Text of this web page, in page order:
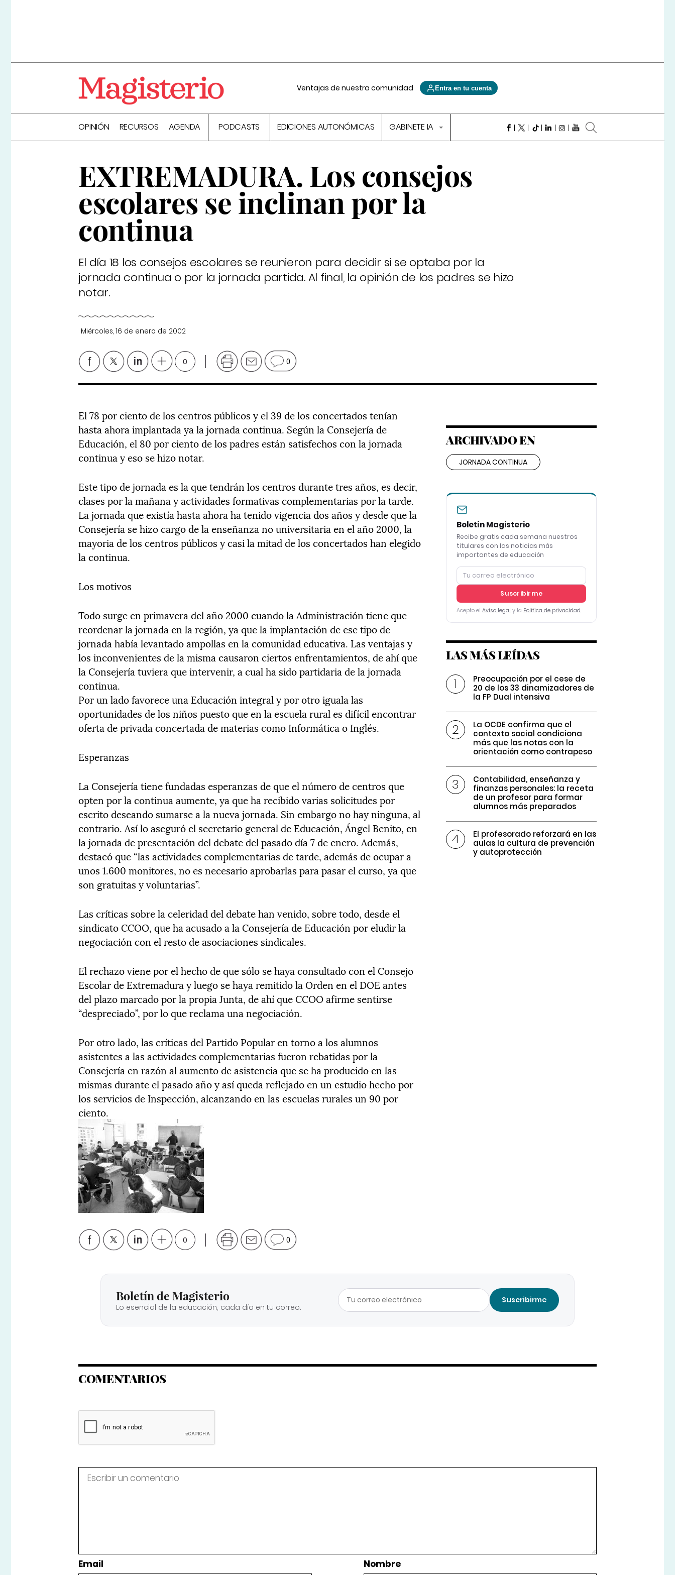
Ventajas de nuestra comunidad Entra en tu cuenta
OPINIÓN RECURSOS AGENDA PODCASTS EDICIONES AUTONÓMICAS GABINETE IA
EXTREMADURA. Los consejos
escolares se inclinan por la
continua
El día 18 los consejos escolares se reunieron para decidir si se optaba por la
jornada continua o por la jornada partida. Al final, la opinión de los padres se hizo
notar.
Miércoles, 16 de enero de 2002
0 0
El 78 por ciento de los centros públicos y el 39 de los concertados tenían
hasta ahora implantada ya la jornada continua. Según la Consejería de
Educación, el 80 por ciento de los padres están satisfechos con la jornada
continua y eso se hizo notar.
Este tipo de jornada es la que tendrán los centros durante tres años, es decir,
clases por la mañana y actividades formativas complementarias por la tarde.
La jornada que existía hasta ahora ha tenido vigencia dos años y desde que la
Consejería se hizo cargo de la enseñanza no universitaria en el año 2000, la
mayoria de los centros públicos y casi la mitad de los concertados han elegido
la continua.
Los motivos
Todo surge en primavera del año 2000 cuando la Administración tiene que
reordenar la jornada en la región, ya que la implantación de ese tipo de
jornada había levantado ampollas en la comunidad educativa. Las ventajas y
los inconvenientes de la misma causaron ciertos enfrentamientos, de ahí que
la Consejería tuviera que intervenir, a cual ha sido partidaria de la jornada
continua.
Por un lado favorece una Educación integral y por otro iguala las
oportunidades de los niños puesto que en la escuela rural es difícil encontrar
oferta de privada concertada de materias como Informática o Inglés.
Esperanzas
La Consejería tiene fundadas esperanzas de que el número de centros que
opten por la continua aumente, ya que ha recibido varias solicitudes por
escrito deseando sumarse a la nueva jornada. Sin embargo no hay ninguna, al
contrario. Así lo aseguró el secretario general de Educación, Ángel Benito, en
la jornada de presentación del debate del pasado día 7 de enero. Además,
destacó que “las actividades complementarias de tarde, además de ocupar a
unos 1.600 monitores, no es necesario aprobarlas para pasar el curso, ya que
son gratuitas y voluntarias”.
Las críticas sobre la celeridad del debate han venido, sobre todo, desde el
sindicato CCOO, que ha acusado a la Consejería de Educación por eludir la
negociación con el resto de asociaciones sindicales.
El rechazo viene por el hecho de que sólo se haya consultado con el Consejo
Escolar de Extremadura y luego se haya remitido la Orden en el DOE antes
del plazo marcado por la propia Junta, de ahí que CCOO afirme sentirse
“despreciado”, por lo que reclama una negociación.
Por otro lado, las críticas del Partido Popular en torno a los alumnos
asistentes a las actividades complementarias fueron rebatidas por la
Consejería en razón al aumento de asistencia que se ha producido en las
mismas durante el pasado año y así queda reflejado en un estudio hecho por
los servicios de Inspección, alcanzando en las escuelas rurales un 90 por
ciento.
0 0
ARCHIVADO EN
JORNADA CONTINUA
Boletín Magisterio
Recibe gratis cada semana nuestros
titulares con las noticias más
importantes de educación
Suscribirme
Acepto el Aviso legal y la Política de privacidad
LAS MÁS LEÍDAS
Preocupación por el cese de
20 de los 33 dinamizadores de
la FP Dual intensiva
La OCDE confirma que el
contexto social condiciona
más que las notas con la
orientación como contrapeso
Contabilidad, enseñanza y
finanzas personales: la receta
de un profesor para formar
alumnos más preparados
El profesorado reforzará en las
aulas la cultura de prevención
y autoprotección
Boletín de Magisterio
Lo esencial de la educación, cada día en tu correo.
Suscribirme
COMENTARIOS
Email Nombre